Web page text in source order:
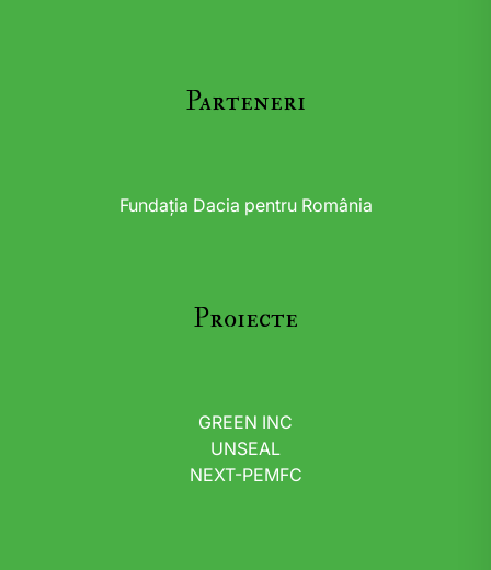
Parteneri
Fundația Dacia pentru România
Proiecte
GREEN INC
UNSEAL
NEXT-PEMFC